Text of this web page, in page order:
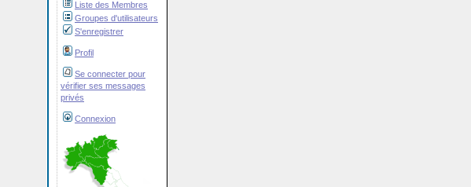
Liste des Membres
Groupes d'utilisateurs
S'enregistrer
Profil
Se connecter pour
vérifier ses messages
privés
Connexion